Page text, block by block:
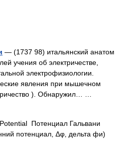
— (1737 98) итальянский анатом
учения об электричестве,
электрофизиологии.
явления при мышечном
). Обнаружил… …
Потенциал Гальвани
потенциал, Δφ, дельта фи)